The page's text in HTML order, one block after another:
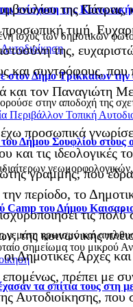
ενίσχυση της
ισχύς των δημοτικών
στον Δήμο Τρικκαίων
στην αποδοχή της
Περιβάλλον Τοπική
Δήμου Σουφλίου στους
Camp του Δήμου
γεμάτη ηρωισμό και
σημείωμα του μικρού
τα σπίτια τους
της
τιμή.
της,
και συντρόφους,
τον Παναγιώτη
προσωπικά
και τις
γραμμής, που
περίοδο, το
τις
της κοινωνικής
Δημοτικές Αρχές
πρέπει με
Αυτοδιοίκησης,